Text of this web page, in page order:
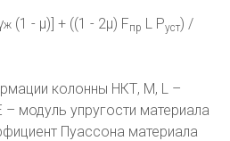
ж (1 - μ)] + ((1 - 2μ) Fпр L Pуст) /
колонны НКТ, M, L –
модуль упругости материала
Пуассона материала